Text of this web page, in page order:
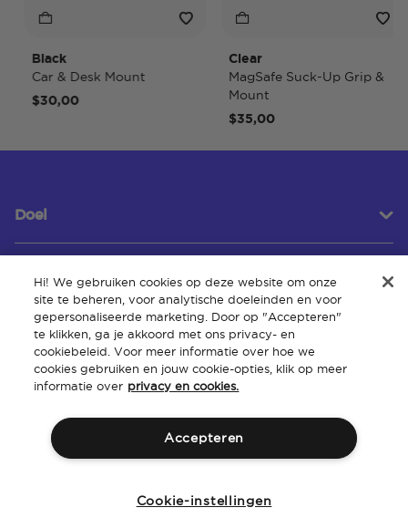
Black
Car & Desk Mount
$30,00
Clear
MagSafe Suck-Up Grip &
Mount
$35,00
Doel
Klantenservice
Over
Hi! We gebruiken cookies op deze website om onze
site te beheren, voor analytische doeleinden en voor
gepersonaliseerde marketing. Door op "Accepteren"
te klikken, ga je akkoord met ons privacy- en
cookiebeleid. Voor meer informatie over hoe we
cookies gebruiken en jouw cookie-opties, klik op meer
informatie over privacy en cookies.
Accepteren
Cookie-instellingen